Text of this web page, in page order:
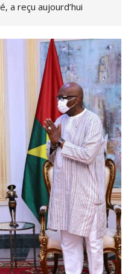
a reçu aujourd’hui